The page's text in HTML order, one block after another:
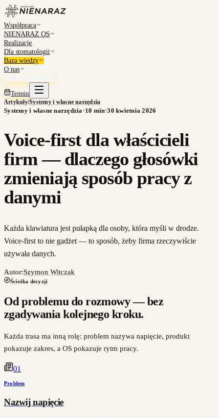
Współpraca
NIENARAZ OS
Realizacje
Dla stomatologii
Baza wiedzy
O nas
Termin
Artykuły/Systemy i własne narzędzia
Systemy i własne narzędzia·10 min·30 kwietnia 2026
Voice-first dla właścicieli
firm — dlaczego głosówki
zmieniają sposób pracy z
danymi
Każda klawiatura jest pułapką dla osoby, która myśli w drodze.
Voice-first to nie gadżet — to sposób, żeby firma rzeczywiście
używała danych.
Autor:Szymon Witczak
Ścieżka decyzji
Od problemu do rozmowy — bez
zgadywania kolejnego kroku.
Każda trasa ma inną rolę: problem nazywa napięcie, produkt
pokazuje zakres, a OS pokazuje rytm pracy.
01
Problem
Nazwij napięcie